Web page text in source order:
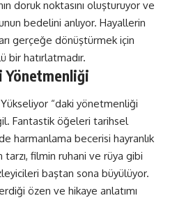
doruk noktasını oluşturuyor ve
bedelini anlıyor. Hayallerin
gerçeğe dönüştürmek için
bir hatırlatmadır.
Yönetmenliği
“daki yönetmenliği
Fantastik öğeleri tarihsel
harmanlama becerisi hayranlık
tarzı, filmin ruhani ve rüya gibi
baştan sona büyülüyor.
özen ve hikaye anlatımı